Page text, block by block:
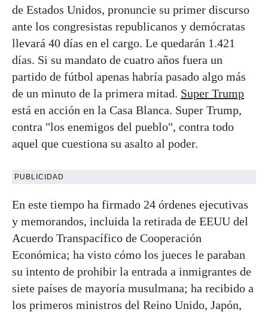
de Estados Unidos, pronuncie su primer discurso
ante los congresistas republicanos y demócratas
llevará 40 días en el cargo. Le quedarán 1.421
días. Si su mandato de cuatro años fuera un
partido de fútbol apenas habría pasado algo más
de un minuto de la primera mitad. Super Trump
está en acción en la Casa Blanca. Super Trump,
contra "los enemigos del pueblo", contra todo
aquel que cuestiona su asalto al poder.
PUBLICIDAD
En este tiempo ha firmado 24 órdenes ejecutivas
y memorandos, incluida la retirada de EEUU del
Acuerdo Transpacífico de Cooperación
Económica; ha visto cómo los jueces le paraban
su intento de prohibir la entrada a inmigrantes de
siete países de mayoría musulmana; ha recibido a
los primeros ministros del Reino Unido, Japón,